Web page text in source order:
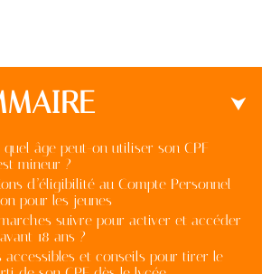
âge peut-on utiliser son CPF
mineur ?
d’éligibilité au Compte Personnel
pour les jeunes
suivre pour activer et accéder
18 ans ?
accessibles et conseils pour tirer le